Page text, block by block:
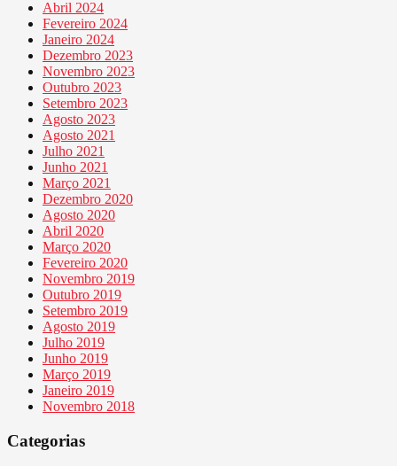
Abril 2024
Fevereiro 2024
Janeiro 2024
Dezembro 2023
Novembro 2023
Outubro 2023
Setembro 2023
Agosto 2023
Agosto 2021
Julho 2021
Junho 2021
Março 2021
Dezembro 2020
Agosto 2020
Abril 2020
Março 2020
Fevereiro 2020
Novembro 2019
Outubro 2019
Setembro 2019
Agosto 2019
Julho 2019
Junho 2019
Março 2019
Janeiro 2019
Novembro 2018
Categorias